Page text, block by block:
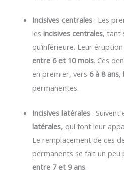
Incisives centrales: Les
les incisives centrales, tant
qu’inférieure. Leur
entre 6 et 10 mois. Ces
en premier, vers 6 à 8 ans,
permanentes.
Incisives latérales: Suivent
latérales, qui font leur
Le remplacement de ces
permanents se fait un
entre 7 et 9 ans.